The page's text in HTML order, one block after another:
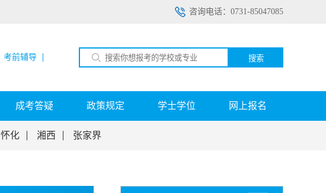
咨询电话：0731-85047085
考前辅导 搜索
成考答疑 政策规定 学士学位 网上报名
怀化 湘西 张家界